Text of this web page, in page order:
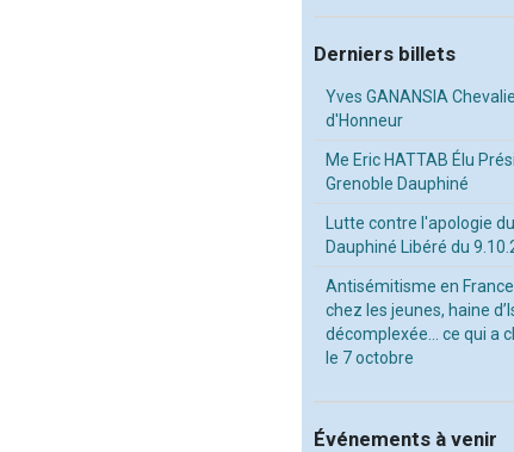
Derniers billets
Yves GANANSIA
d'Honneur
Me Eric HATTAB Élu
Grenoble Dauphiné
Lutte contre l'apologie
Dauphiné Libéré du
Antisémitisme en
chez les jeunes, haine
décomplexée… ce qui a
le 7 octobre
Événements à venir